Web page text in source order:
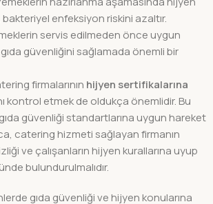
bakteriyel enfeksiyon riskini azaltır.
servis edilmeden önce uygun
gıda güvenliğini sağlamada önemli bir
firmalarının hijyen sertifikalarına
kontrol etmek de oldukça önemlidir. Bu
güvenliği standartlarına uygun hareket
catering hizmeti sağlayan firmanın
ve çalışanların hijyen kurallarına uyup
bulundurulmalıdır.
gıda güvenliği ve hijyen konularına